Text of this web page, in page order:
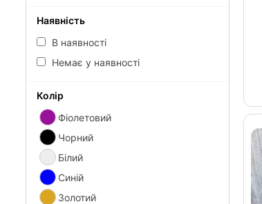
Наявність
В наявності
Немає у наявності
Колір
Фіолетовий
Чорний
Білий
Синій
Золотий